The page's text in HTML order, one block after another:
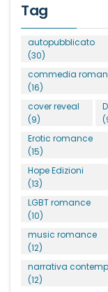
Tag
autopubblicato
(30)
commedia
(16)
cover reveal
(9)
Erotic romance
(15)
Hope Edizioni
(13)
LGBT romance
(10)
music romance
(12)
narrativa
(12)